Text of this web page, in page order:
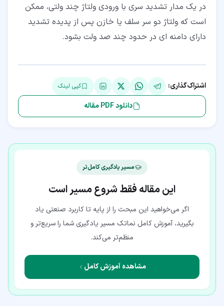
در یک مدار تشدید سری با ورودی ولتاژ چند ولتی، ممکن
است که ولتاژ دو سر سلف یا خازن پس از پدیده تشدید
دارای دامنه ای در حدود چند صد ولت بشود.
اشتراک‌گذاری: کپی لینک
دانلود PDF مقاله
مسیر یادگیری کامل‌تر
این مقاله فقط شروع مسیر است
اگر می‌خواهید این مبحث را از پایه تا کاربرد صنعتی یاد
بگیرید، آموزش کامل نماتک مسیر یادگیری شما را سریع‌تر و
منظم‌تر می‌کند.
مشاهده آموزش کامل